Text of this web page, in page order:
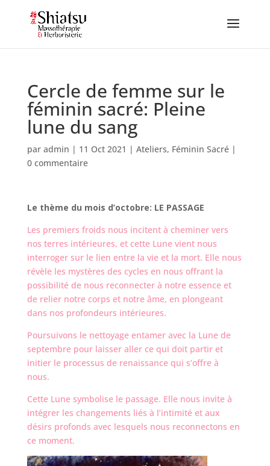
Cercle de femme sur le
féminin sacré: Pleine
lune du sang
par admin | 11 Oct 2021 | Ateliers, Féminin Sacré|
0 commentaire
Le thème du mois d’octobre: LE PASSAGE
Les premiers froids nous incitent à cheminer vers
nos terres intérieures, et cette Lune vient nous
interroger sur le lien entre la vie et la mort. Elle nous
révèle les mystères des cycles en nous offrant la
possibilité de nous reconnecter à notre essence et
de relier notre corps et notre âme, en plongeant
dans nos profondeurs intérieures.
Poursuivons le nettoyage entamer avec la Lune de
septembre pour laisser aller ce qui doit partir et
initier le processus de renaissance qui s’offre à
nous.
Cette Lune symbolise le passage. Elle nous invite à
intégrer les changements liés à l’intimité et aux
désirs profonds avec lesquels nous reconnectons en
ce moment.